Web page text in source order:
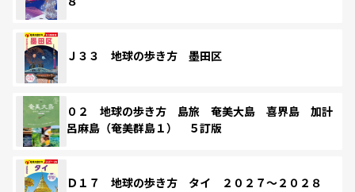
Ｊ３３ 地球の歩き方 墨田区
０２ 地球の歩き方 島旅 奄美大島 喜界島 加計
呂麻島（奄美群島１） ５訂版
Ｄ１７ 地球の歩き方 タイ ２０２７～２０２８